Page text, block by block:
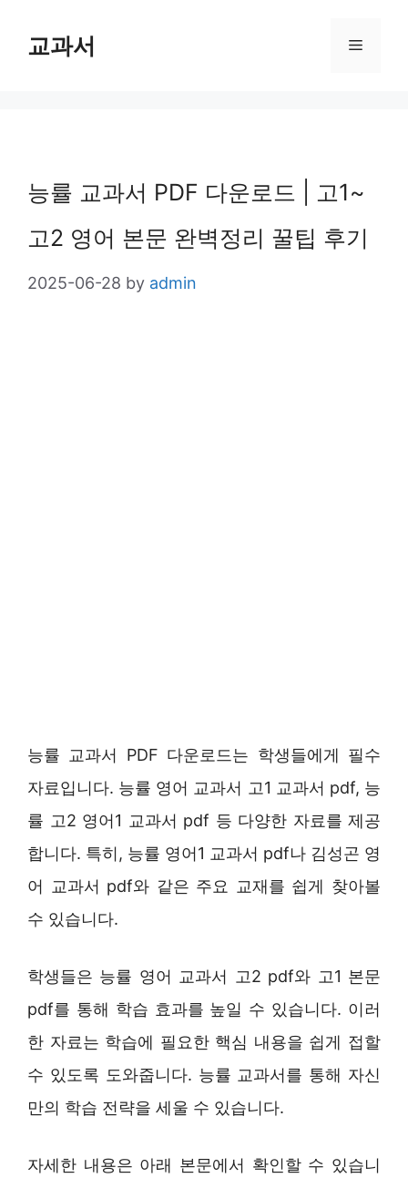
교과서 Menu
능률 교과서 PDF 다운로드 | 고1~
고2 영어 본문 완벽정리 꿀팁 후기
2025-06-28 by admin
능률 교과서 PDF 다운로드는 학생들에게 필수
자료입니다. 능률 영어 교과서 고1 교과서 pdf, 능
률 고2 영어1 교과서 pdf 등 다양한 자료를 제공
합니다. 특히, 능률 영어1 교과서 pdf나 김성곤 영
어 교과서 pdf와 같은 주요 교재를 쉽게 찾아볼
수 있습니다.
학생들은 능률 영어 교과서 고2 pdf와 고1 본문
pdf를 통해 학습 효과를 높일 수 있습니다. 이러
한 자료는 학습에 필요한 핵심 내용을 쉽게 접할
수 있도록 도와줍니다. 능률 교과서를 통해 자신
만의 학습 전략을 세울 수 있습니다.
자세한 내용은 아래 본문에서 확인할 수 있습니